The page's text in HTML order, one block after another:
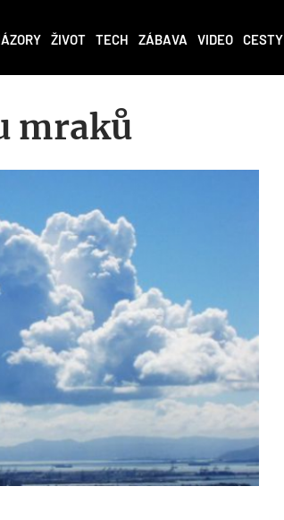
ŽIVOT TECH ZÁBAVA VIDEO CESTY
mraků